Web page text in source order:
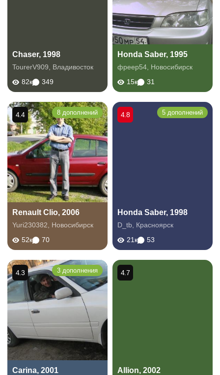
Chaser, 1998
TourerV909
Владивосток
82к
349
Honda Saber, 1995
фреер54 Новосибирск
15к
31
Renault Clio, 2006
Yuri230382
Новосибирск
52к
70
4.4 8 дополнений
Honda Saber, 1998
D_tb Красноярск
21к
53
4.8 5 дополнений
Carina, 2001
4.3 3 дополнения
Allion, 2002
4.7